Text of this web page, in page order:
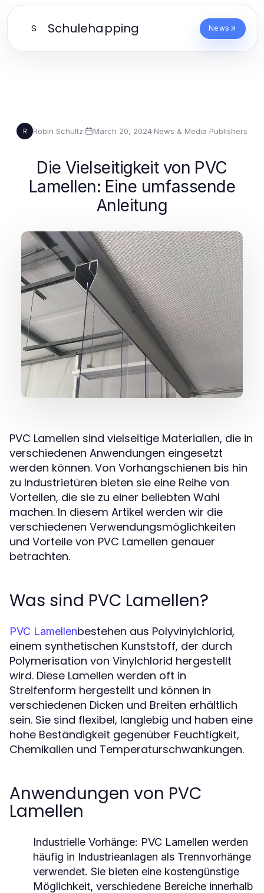
S Schulehapping News
R Robin Schultz· March 20, 2024·News & Media Publishers
Die Vielseitigkeit von PVC
Lamellen: Eine umfassende
Anleitung
PVC Lamellen sind vielseitige Materialien, die in
verschiedenen Anwendungen eingesetzt
werden können. Von Vorhangschienen bis hin
zu Industrietüren bieten sie eine Reihe von
Vorteilen, die sie zu einer beliebten Wahl
machen. In diesem Artikel werden wir die
verschiedenen Verwendungsmöglichkeiten
und Vorteile von PVC Lamellen genauer
betrachten.
Was sind PVC Lamellen?
PVC Lamellenbestehen aus Polyvinylchlorid,
einem synthetischen Kunststoff, der durch
Polymerisation von Vinylchlorid hergestellt
wird. Diese Lamellen werden oft in
Streifenform hergestellt und können in
verschiedenen Dicken und Breiten erhältlich
sein. Sie sind flexibel, langlebig und haben eine
hohe Beständigkeit gegenüber Feuchtigkeit,
Chemikalien und Temperaturschwankungen.
Anwendungen von PVC
Lamellen
Industrielle Vorhänge: PVC Lamellen werden
häufig in Industrieanlagen als Trennvorhänge
verwendet. Sie bieten eine kostengünstige
Möglichkeit, verschiedene Bereiche innerhalb